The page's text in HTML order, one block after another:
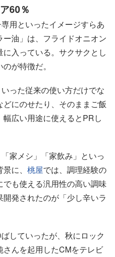
60％
用といったイメージすらあ
油」は、フライドオニオン
入っている。サクサクとし
が特徴だ。
った従来の使い方だけでな
にのせたり、そのままご飯
広い用途に使えるとPRし
家メシ」「家飲み」といっ
に、 桃屋では、調理経験の
も使える汎用性の高い調味
発されたのが「少し辛いラ
していったが、秋にロック
んを起用したCMをテレビ